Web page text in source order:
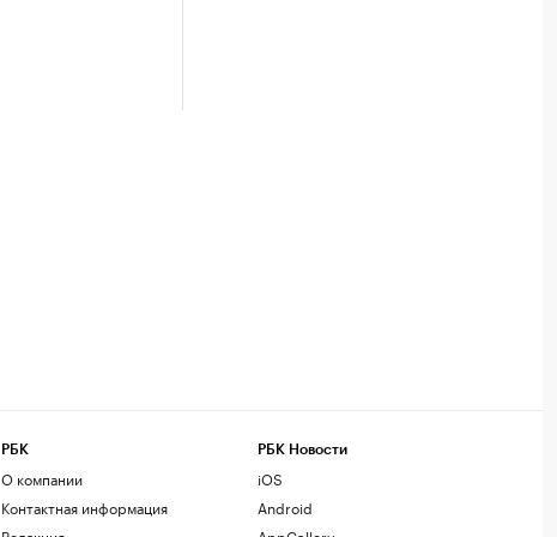
РБК
О компании
Контактная информация
РБК Новости
iOS
Android